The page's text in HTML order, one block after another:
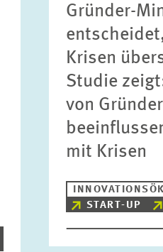
Gründer-
Krisen
Studie
von
mit Krisen
START-UP